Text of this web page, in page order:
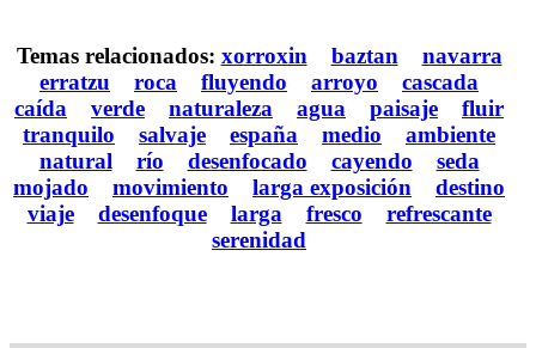
Temas relacionados: xorroxin baztan
navarra
erratzu
roca fluyendo arroyo
cascada
caída
verde naturaleza agua paisaje
fluir
tranquilo
salvaje españa medio
ambiente
natural
río desenfocado cayendo
seda
mojado
movimiento larga exposición
destino
viaje
desenfoque larga fresco
refrescante
serenidad